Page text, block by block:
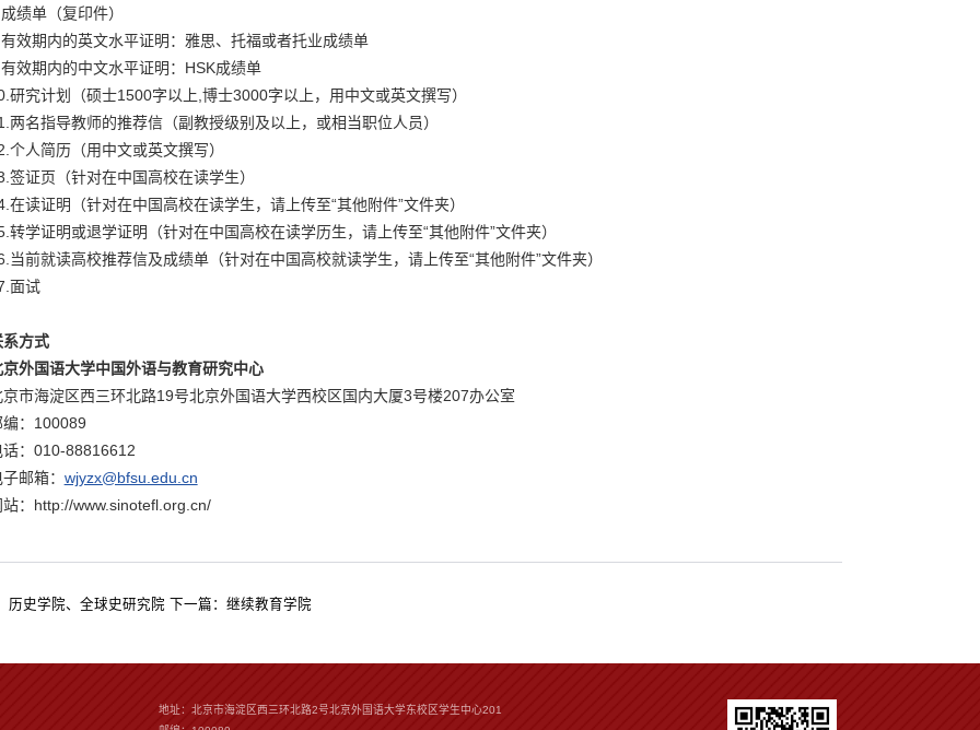
绩单（复印件）
效期内的英文水平证明：雅思、托福或者托业成绩单
效期内的中文水平证明：HSK成绩单
研究计划（硕士1500字以上,博士3000字以上，用中文或英文撰写）
两名指导教师的推荐信（副教授级别及以上，或相当职位人员）
个人简历（用中文或英文撰写）
签证页（针对在中国高校在读学生）
在读证明（针对在中国高校在读学生，请上传至“其他附件”文件夹）
转学证明或退学证明（针对在中国高校在读学历生，请上传至“其他附件”文件夹）
当前就读高校推荐信及成绩单（针对在中国高校就读学生，请上传至“其他附件”文件夹）
面试
系方式
京外国语大学中国外语与教育研究中心
京市海淀区西三环北路19号北京外国语大学西校区国内大厦3号楼207办公室
编：100089
话：010-88816612
邮箱： wjyzx@bfsu.edu.cn
站：http://www.sinotefl.org.cn/
历史学院、全球史研究院 下一篇：继续教育学院
地址：北京市海淀区西三环北路2号北京外国语大学东校区学生中心201